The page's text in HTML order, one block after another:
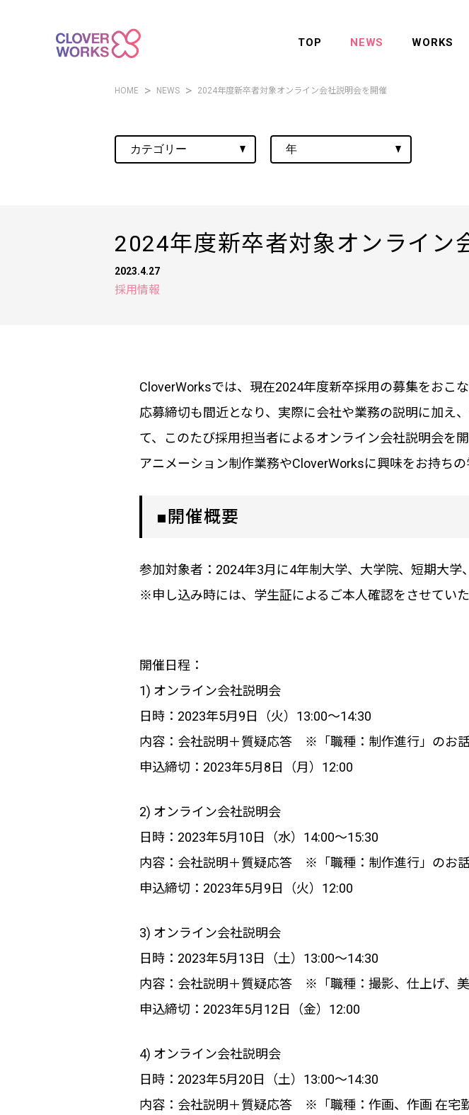
TOP NEWS WORKS
HOME NEWS 2024年度新卒者対象オンライン会社説明会を開催
2024年度新卒者対象オンライン
2023.4.27
採用情報
CloverWorksでは、現在2024年度新卒採用の募集をおこな
応募締切も間近となり、実際に会社や業務の説明に加え
て、このたび採用担当者によるオンライン会社説明会を開
アニメーション制作業務やCloverWorksに興味をお持ち
■開催概要
参加対象者：2024年3月に4年制大学、大学院、短期大
※申し込み時には、学生証によるご本人確認をさせていた
開催日程：
1) オンライン会社説明会
日時：2023年5月9日（火）13:00～14:30
内容：会社説明＋質疑応答 ※「職種：制作進行」のお
申込締切：2023年5月8日（月）12:00
2) オンライン会社説明会
日時：2023年5月10日（水）14:00～15:30
内容：会社説明＋質疑応答 ※「職種：制作進行」のお
申込締切：2023年5月9日（火）12:00
3) オンライン会社説明会
日時：2023年5月13日（土）13:00～14:30
内容：会社説明＋質疑応答 ※「職種：撮影、仕上げ、
申込締切：2023年5月12日（金）12:00
4) オンライン会社説明会
日時：2023年5月20日（土）13:00～14:30
内容：会社説明＋質疑応答 ※「職種：作画、作画 在宅